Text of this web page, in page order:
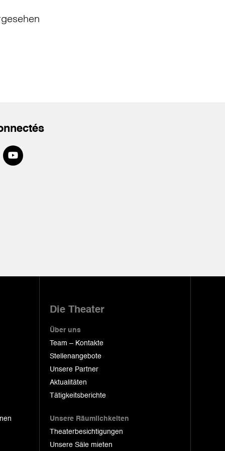
Die Theater
Über uns
Team – Kontakte
Stellenangebote
Unsere Partner
Aktualitäten
Tätigkeitsberichte
Unsere Räumlichkeiten
Theaterbesichtigungen
Unsere Säle mieten